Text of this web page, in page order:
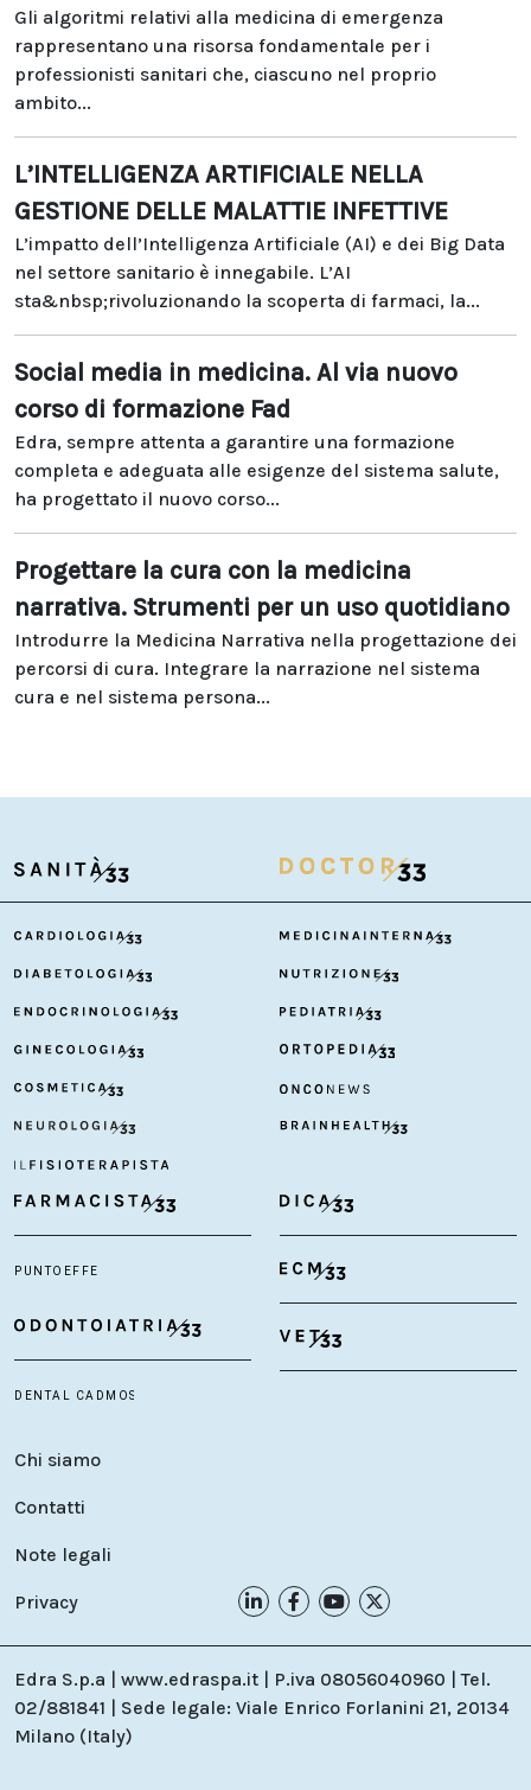
Gli algoritmi relativi alla medicina di emergenza
rappresentano una risorsa fondamentale per i
professionisti sanitari che, ciascuno nel proprio
ambito...
L’INTELLIGENZA ARTIFICIALE NELLA
GESTIONE DELLE MALATTIE INFETTIVE
L’impatto dell’Intelligenza Artificiale (AI) e dei Big Data
nel settore sanitario è innegabile. L’AI
sta&nbsp;rivoluzionando la scoperta di farmaci, la...
Social media in medicina. Al via nuovo
corso di formazione Fad
Edra, sempre attenta a garantire una formazione
completa e adeguata alle esigenze del sistema salute,
ha progettato il nuovo corso...
Progettare la cura con la medicina
narrativa. Strumenti per un uso quotidiano
Introdurre la Medicina Narrativa nella progettazione dei
percorsi di cura. Integrare la narrazione nel sistema
cura e nel sistema persona...
Chi siamo
Contatti
Note legali
Privacy
Edra S.p.a | www.edraspa.it | P.iva 08056040960 | Tel.
02/881841 | Sede legale: Viale Enrico Forlanini 21, 20134
Milano (Italy)